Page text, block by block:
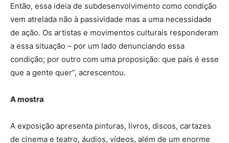
Então, essa ideia de subdesenvolvimento como condição
vem atrelada não à passividade mas a uma necessidade
de ação. Os artistas e movimentos culturais responderam
a essa situação – por um lado denunciando essa
condição; por outro com uma proposição: que país é esse
que a gente quer”, acrescentou.
A mostra
A exposição apresenta pinturas, livros, discos, cartazes
de cinema e teatro, áudios, vídeos, além de um enorme